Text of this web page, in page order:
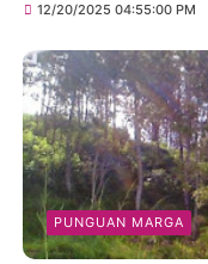
12/20/2025 04:55:00 PM
PUNGUAN MARGA